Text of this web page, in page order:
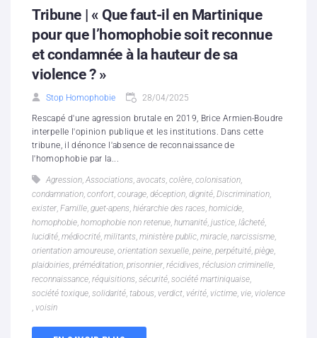
Tribune | « Que faut-il en Martinique
pour que l’homophobie soit reconnue
et condamnée à la hauteur de sa
violence ? »
Stop Homophobie 28/04/2025
Rescapé d'une agression brutale en 2019, Brice Armien-Boudre
interpelle l'opinion publique et les institutions. Dans cette
tribune, il dénonce l'absence de reconnaissance de
l'homophobie par la...
Agression, Associations, avocats, colère, colonisation,
condamnation, confort, courage, déception, dignité, Discrimination,
exister, Famille, guet-apens, hiérarchie des races, homicide,
homophobie, homophobie non retenue, humanité, justice, lâcheté,
lucidité, médiocrité, militants, ministère public, miracle, narcissisme,
orientation amoureuse, orientation sexuelle, peine, perpétuité, piège,
plaidoiries, préméditation, prisonnier, récidives, réclusion criminelle,
reconnaissance, réquisitions, sécurité, société martiniquaise,
société toxique, solidarité, tabous, verdict, vérité, victime, vie, violence
, voisin